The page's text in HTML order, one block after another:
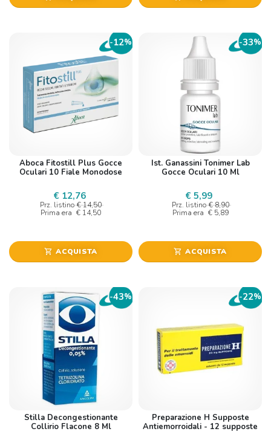
-12%
Aboca Fitostill Plus Gocce
Oculari 10 Fiale Monodose
€ 12,76
Prz. listino € 14,50
Prima era € 14,50
shopping_cart ACQUISTA
-33%
Ist. Ganassini Tonimer Lab
Gocce Oculari 10 Ml
€ 5,99
Prz. listino € 8,90
Prima era € 5,89
shopping_cart ACQUISTA
-43%
Stilla Decongestionante
Collirio Flacone 8 Ml
-22%
Preparazione H Supposte
Antiemorroidali - 12 supposte